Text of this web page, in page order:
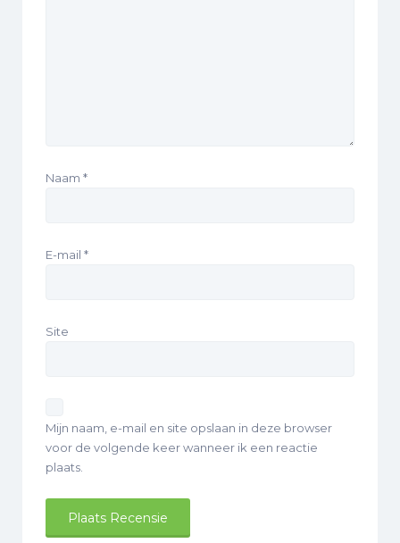
Naam *
E-mail *
Site
Mijn naam, e-mail en site opslaan in deze browser
voor de volgende keer wanneer ik een reactie
plaats.